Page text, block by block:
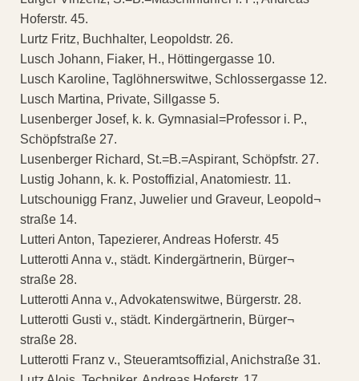
Hoferstr. 45.
Lurtz Fritz, Buchhalter, Leopoldstr. 26.
Lusch Johann, Fiaker, H., Höttingergasse 10.
Lusch Karoline, Taglöhnerswitwe, Schlossergasse 12.
Lusch Martina, Private, Sillgasse 5.
Lusenberger Josef, k. k. Gymnasial=Professor i. P.,
Schöpfstraße 27.
Lusenberger Richard, St.=B.=Aspirant, Schöpfstr. 27.
Lustig Johann, k. k. Postoffizial, Anatomiestr. 11.
Lutschounigg Franz, Juwelier und Graveur, Leopold¬
straße 14.
Lutteri Anton, Tapezierer, Andreas Hoferstr. 45
Lutterotti Anna v., städt. Kindergärtnerin, Bürger¬
straße 28.
Lutterotti Anna v., Advokatenswitwe, Bürgerstr. 28.
Lutterotti Gusti v., städt. Kindergärtnerin, Bürger¬
straße 28.
Lutterotti Franz v., Steueramtsoffizial, Anichstraße 31.